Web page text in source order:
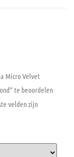
Micro Velvet
te beoordelen
velden zijn